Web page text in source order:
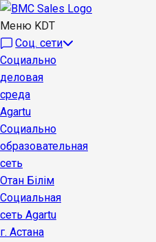
Меню KDT
Соц. сети
Социально
деловая
среда
Agartu
Социально
образовательная
сеть
Отан Бiлiм
Социальная
сеть Agartu
г. Астана